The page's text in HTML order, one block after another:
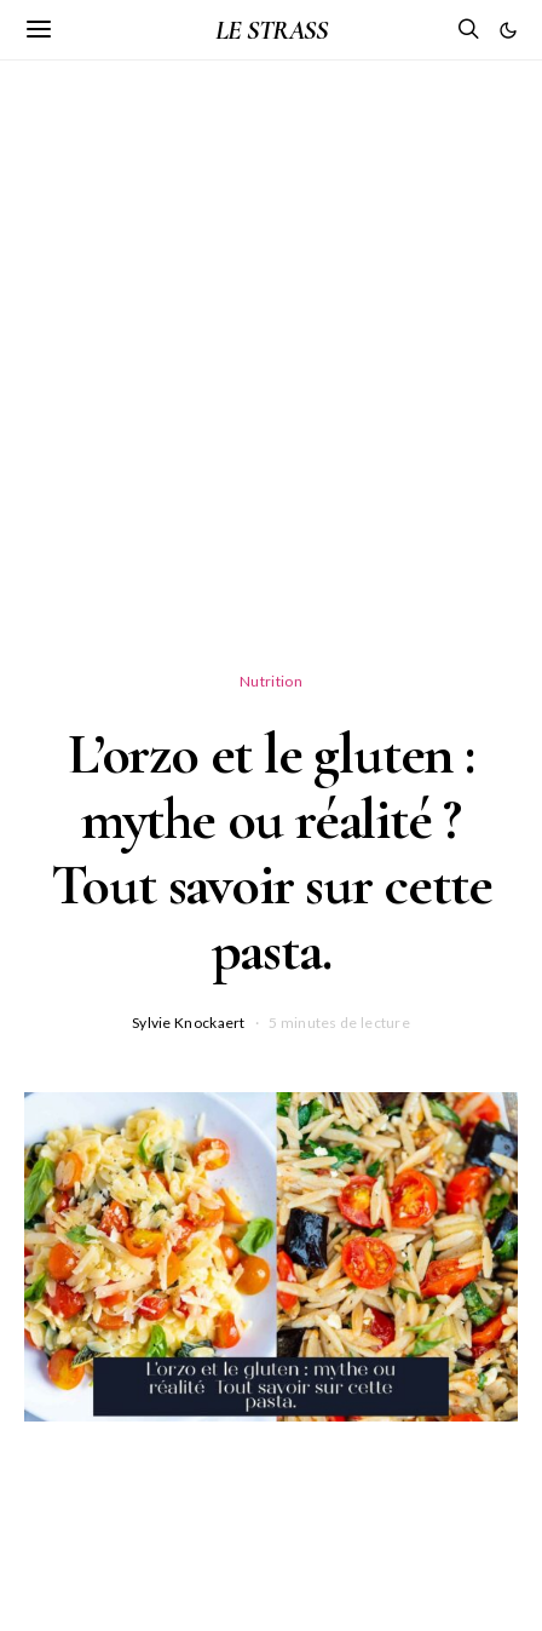
LE STRASS
Nutrition
L’orzo et le gluten :
mythe ou réalité ?
Tout savoir sur cette
pasta.
Sylvie Knockaert 5 minutes de lecture